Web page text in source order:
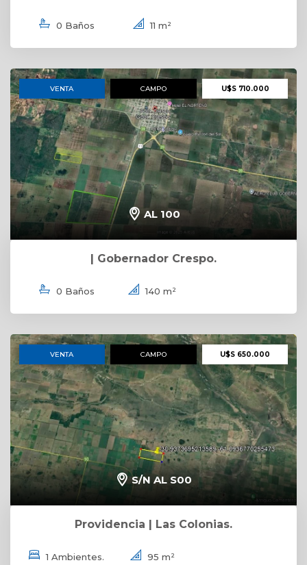
0 Baños 11 m²
VENTA CAMPO U$S 710.000
AL 100
| Gobernador Crespo.
0 Baños 140 m²
VENTA CAMPO U$S 650.000
S/N AL S00
Providencia | Las Colonias.
1 Ambientes. 95 m²